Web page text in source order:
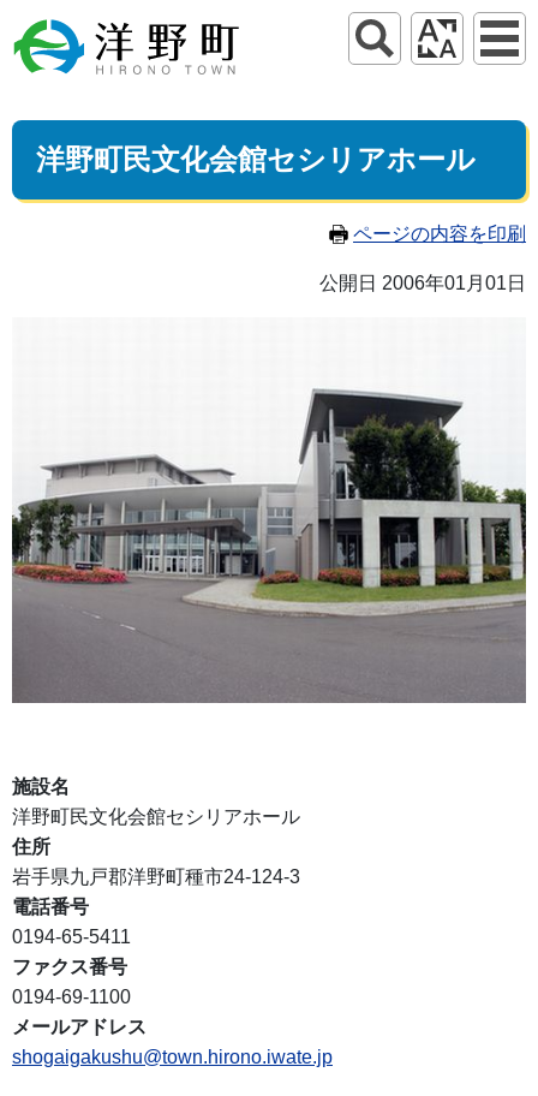
洋野町民文化会館セシリアホール
ページの内容を印刷
公開日 2006年01月01日
施設名
洋野町民文化会館セシリアホール
住所
岩手県九戸郡洋野町種市24-124-3
電話番号
0194-65-5411
ファクス番号
0194-69-1100
メールアドレス
shogaigakushu@town.hirono.iwate.jp